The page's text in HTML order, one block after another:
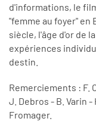
d'informations, le
"femme au foyer" en
siècle, l'âge d'or de
expériences
destin.
Remerciements : F.
J. Debros - B. Varin -
Fromager.